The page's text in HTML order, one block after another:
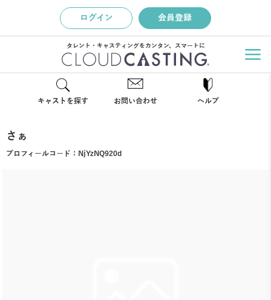
ログイン 会員登録
タレント・キャスティングをカンタン、スマートに
キャストを探す お問い合わせ ヘルプ
さぁ
プロフィールコード： NjYzNQ920d